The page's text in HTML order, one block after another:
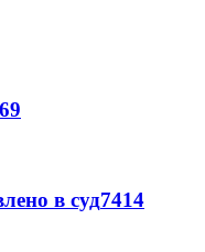
в суд7414